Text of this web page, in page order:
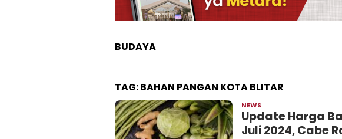
BUDAYA
TAG:BAHAN PANGAN KOTA BLITAR
NEWS
D
Update Harga
Juli 2024, Cabe